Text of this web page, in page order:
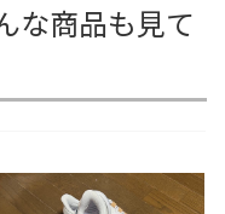
な商品も見て